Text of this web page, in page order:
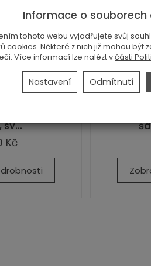
hladký,
Kč
Informace o souborech
tohoto webu vyjadřujete svůj
cookies. Některé z nich již mohou být
Více informací lze nalézt včásti
Nastavení Odmítnutí